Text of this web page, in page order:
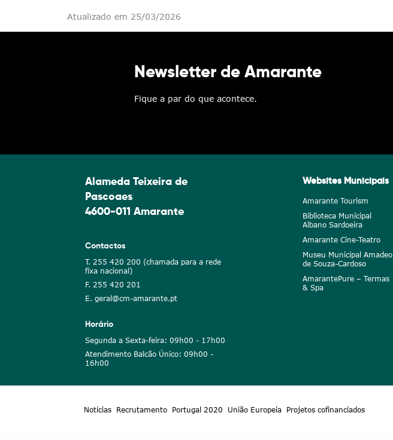
Atualizado em 25/03/2026
Newsletter de Amarante
Fique a par do que acontece.
Alameda Teixeira de
Pascoaes
4600-011 Amarante
Contactos
T. 255 420 200 (chamada para a rede
fixa nacional)
F. 255 420 201
E. geral@cm-amarante.pt
Horário
Segunda a Sexta-feira: 09h00 - 17h00
Atendimento Balcão Único: 09h00 -
16h00
Websites Municipais
Amarante Tourism
Biblioteca Municipal
Albano Sardoeira
Amarante Cine-Teatro
Museu Municipal Amadeo
de Souza-Cardoso
AmarantePure – Termas
& Spa
Notícias Recrutamento Portugal 2020 União Europeia Projetos cofinanciados